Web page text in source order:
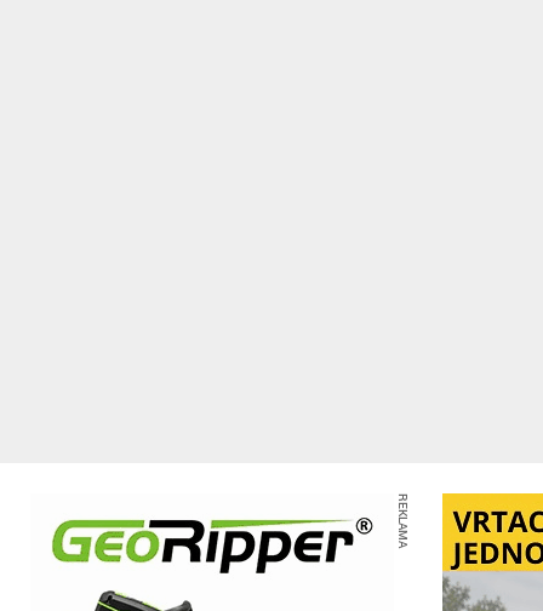
REKLAMA